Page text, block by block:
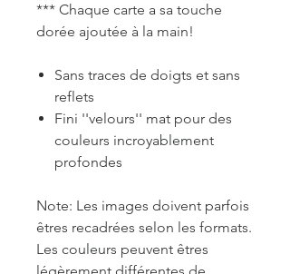
*** Chaque carte a sa touche
dorée ajoutée à la main!
Sans traces de doigts et sans
reflets
Fini ''velours'' mat pour des
couleurs incroyablement
profondes
Note: Les images doivent parfois
êtres recadrées selon les formats.
Les couleurs peuvent êtres